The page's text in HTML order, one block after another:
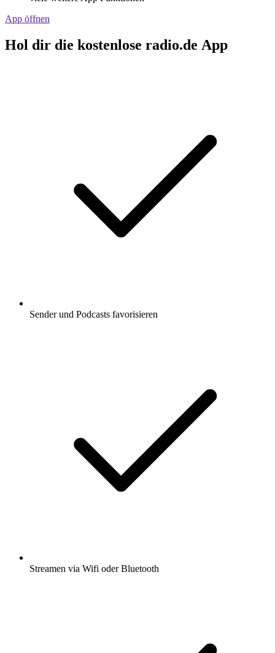
App öffnen
Hol dir die kostenlose radio.de App
Sender und Podcasts favorisieren
Streamen via Wifi oder Bluetooth